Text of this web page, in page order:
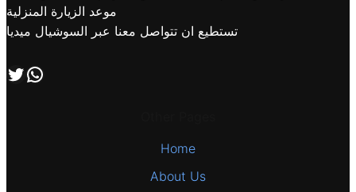
موعد الزيارة المنزلية
تستطيع ان تتواصل معنا عبر السوشيال ميديا
تابعنا علي صفحة التويتر اتصل بنا علي طريق الوتساب
Home
About Us